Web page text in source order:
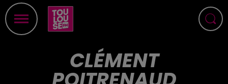
CLÉMENT